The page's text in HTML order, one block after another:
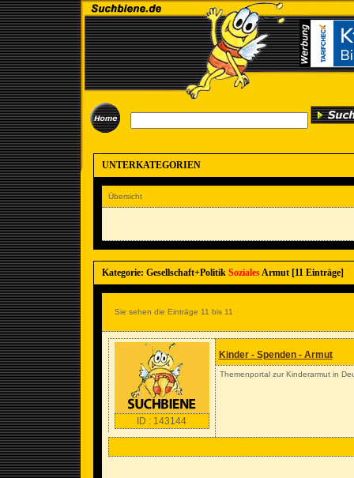
UNTERKATEGORIEN
Übersicht
Kategorie: Gesellschaft+Politik SozialesArmut [11 Einträge]
Sie sehen die Einträge 11 bis 11
ID : 143144
Kinder - Spenden - Armut
Themenportal zur Kinderarmut in